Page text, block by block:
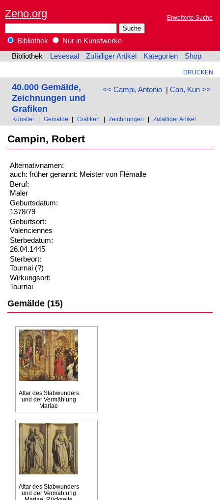
Zeno.org Erweiterte Suche
Bibliothek
Nur in Kunstwerke
Bibliothek
Lesesaal Zufälliger Artikel Kategorien Shop
DRUCKEN
<< Campi, Antonio| Can, Kun >>
40.000 Gemälde,
Zeichnungen und
Grafiken
Künstler Gemälde Grafiken Zeichnungen Zufälliger Artikel
Campin, Robert
Alternativnamen:
auch: früher genannt: Meister von Flémalle
Beruf:
Maler
Geburtsdatum:
1378/79
Geburtsort:
Valenciennes
Sterbedatum:
26.04.1445
Sterbeort:
Tournai (?)
Wirkungsort:
Tournai
Gemälde (15)
Altar des Stabwunders
und der Vermählung
Mariae
Altar des Stabwunders
und der Vermählung